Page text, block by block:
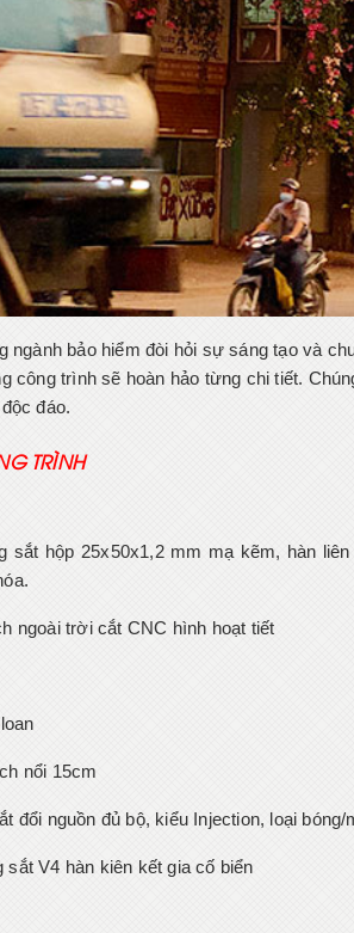
ngành bảo hiểm đòi hỏi sự sáng tạo và
công trình sẽ hoàn hảo từng chi tiết.
đáo.
TRÌNH
sắt hộp 25x50x1,2 mm mạ kẽm, hàn
ngoài trời cắt CNC hình hoạt tiết
nổi 15cm
đổi nguồn đủ bộ, kiểu Injection, loại
V4 hàn kiên kết gia cố biển